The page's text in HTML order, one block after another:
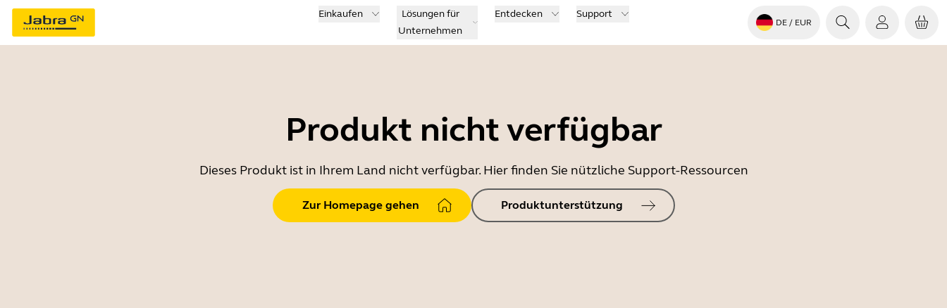
Einkaufen
Lösungen für
Unternehmen
Entdecken Support
DE / EUR
Produkt nicht verfügbar
Dieses Produkt ist in Ihrem Land nicht verfügbar. Hier finden Sie nützliche Support-Ressourcen
Zur Homepage gehen Produktunterstützung